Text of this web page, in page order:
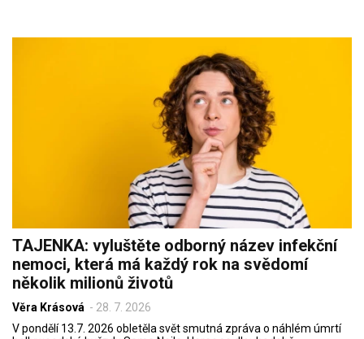
TAJENKA: vyluštěte odborný název infekční
nemoci, která má každý rok na svědomí
několik milionů životů
Věra Krásová - 28. 7. 2026
V pondělí 13.7. 2026 obletěla svět smutná zpráva o náhlém úmrtí